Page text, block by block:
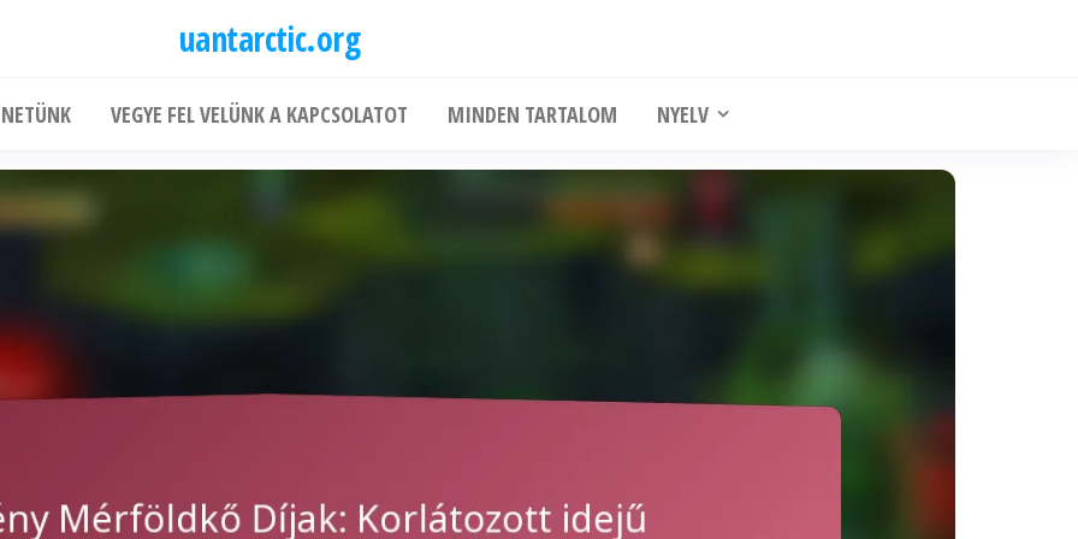
uantarctic.org
VEGYE FEL VELÜNK A KAPCSOLATOT MINDEN TARTALOM NYELV